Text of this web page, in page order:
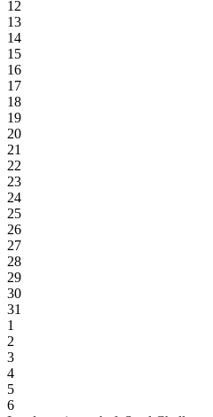
12
13
14
15
16
17
18
19
20
21
22
23
24
25
26
27
28
29
30
31
1
2
3
4
5
6